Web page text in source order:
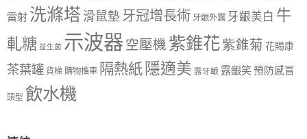
雷射 洗滌塔 滑鼠墊 牙冠增長術 牙齦外露 牙齦美白 牛
軋糖 益生菌 示波器 空壓機 紫錐花紫錐菊 花賜康
茶葉罐 貨梯 購物推車 隔熱紙 隱適美 露牙齦 露齦笑預防感冒
頭型 飲水機